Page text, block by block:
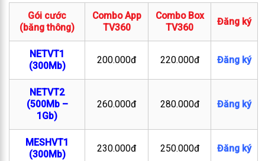
Gói cước
(băng thông)
Combo App
TV360
Combo Box
TV360
Đăng ký
NETVT1
(300Mb)
200.000đ 220.000đ Đăng ký
NETVT2
(500Mb –
1Gb)
260.000đ 280.000đ Đăng ký
MESHVT1
(300Mb)
230.000đ 250.000đ Đăng ký